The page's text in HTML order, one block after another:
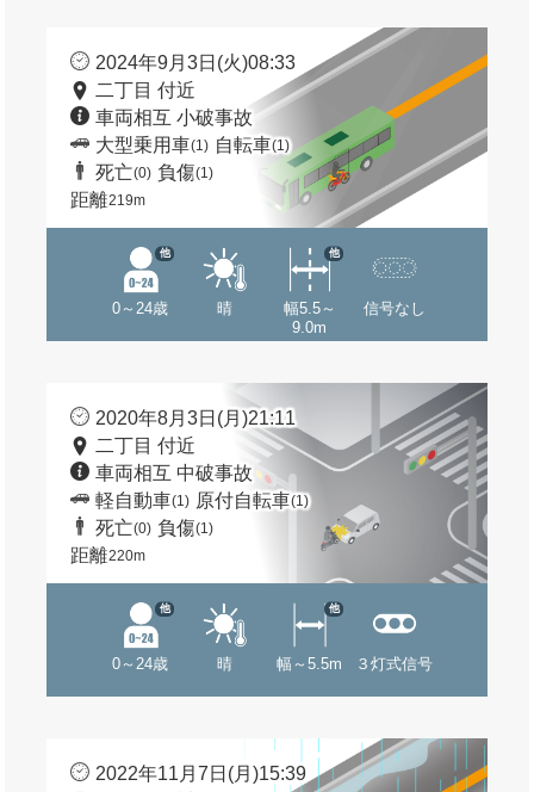
2024年9月3日(火)08:33
二丁目 付近
車両相互 小破事故
大型乗用車(1) 自転車(1)
死亡(0) 負傷(1)
距離219m
0～24歳
他
晴
幅5.5～
9.0m
他
信号なし
2020年8月3日(月)21:11
二丁目 付近
車両相互 中破事故
軽自動車(1) 原付自転車(1)
死亡(0) 負傷(1)
距離220m
0～24歳
他
晴 幅～5.5m
他
３灯式信号
2022年11月7日(月)15:39